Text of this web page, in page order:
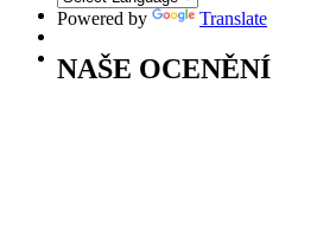
Powered by Translate
NAŠE OCENĚNÍ